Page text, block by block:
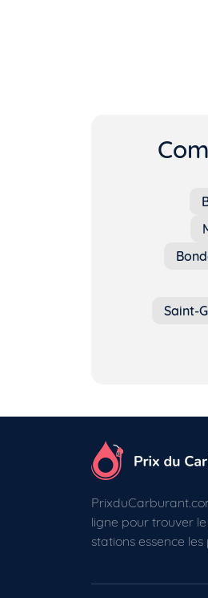
Saint-
ligne pour trouver
stations essence